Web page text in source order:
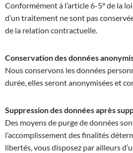
Conformément à l’article 6-5° de la
d’un traitement ne sont pas
de la relation contractuelle.
Conservation des données
Nous conservons les données
durée, elles seront anonymisées et
Suppression des données après
Des moyens de purge de données
l’accomplissement des finalités
libertés, vous disposez par ailleurs